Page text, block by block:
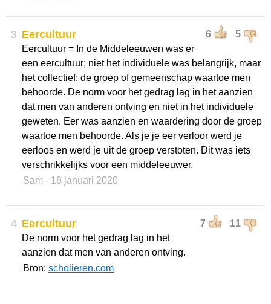
3 6 5
Eercultuur
Eercultuur = In de Middeleeuwen was er
een eercultuur; niet het individuele was belangrijk, maar
het collectief: de groep of gemeenschap waartoe men
behoorde. De norm voor het gedrag lag in het aanzien
dat men van anderen ontving en niet in het individuele
geweten. Eer was aanzien en waardering door de groep
waartoe men behoorde. Als je je eer verloor werd je
eerloos en werd je uit de groep verstoten. Dit was iets
verschrikkelijks voor een middeleeuwer.
Sam - 16 januari 2020
4 7 11
Eercultuur
De norm voor het gedrag lag in het
aanzien dat men van anderen ontving.
Bron: scholieren.com